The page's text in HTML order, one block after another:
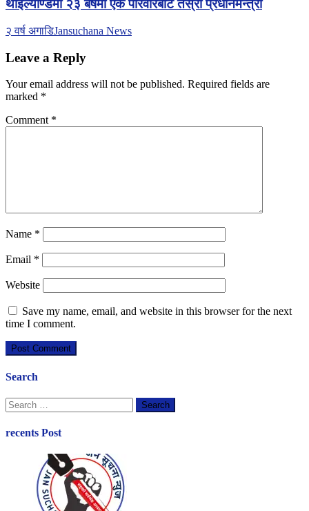
थाइल्याण्डमा २३ बर्षमा एकै परिवारबाट तेस्रो प्रधानमन्त्री
२ वर्ष अगाडिJansuchana News
Leave a Reply
Your email address will not be published. Required fields are
marked *
Comment *
Name *
Email *
Website
Save my name, email, and website in this browser for the next
time I comment.
Search
Search
for:
recents Post